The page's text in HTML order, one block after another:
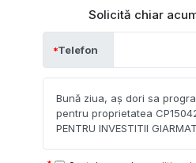
Solicită chiar
Telefon